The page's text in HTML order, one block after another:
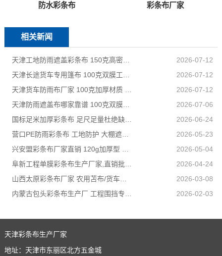
防水彩条布 彩条布厂家
相关新闻
天津工地防雨遮盖彩条布 150克高密度 基建施工防尘防水
2026-07-12
天津长途货车专用篷布 100克双膜工艺 防雨耐磨抗晒耐候
2026-07-12
天津货车防雨布厂家 100克加厚材质 长途耐磨遮盖专用
2026-07-12
天津防雨遮盖布哪家靠谱 100克双膜加厚款适配高栏货车长途盖货
2026-07-06
国标足米加厚彩条布 足尺足量杜绝缺尺少米
2026-06-24
营口PE防雨彩条布 工地防护 大棚遮盖 3×50米 耐寒耐用
2026-05-23
兴安盟彩条布厂家直销 120g加厚型 建筑工地防护专用
2026-05-04
阜新工程单膜彩条布生产厂家,直销批发,量大优惠规格全
2026-04-24
山西太原彩条布厂家 农用苫布/货车篷布 支持来样加工定制
2026-03-08
内蒙古包头彩条布生产厂 工程围挡专用款 高强度抗撕裂
2026-02-03
天津彩条布生产厂家
地址：天津市东丽区北方五金城